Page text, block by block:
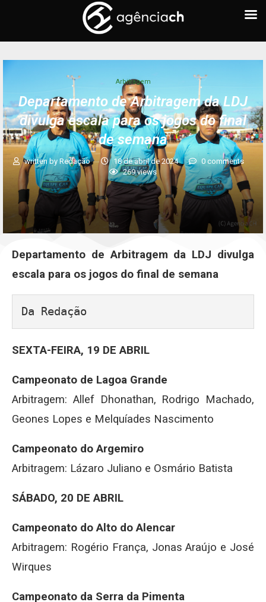
Arbitragem
Departamento de Arbitragem da LDJ
divulga escala para os jogos do final
de semana
written by Redação 18 de abril de 2024
0 comments
269views
Departamento de Arbitragem da LDJ divulga
escala para os jogos do final de semana
Da Redação
SEXTA-FEIRA, 19 DE ABRIL
Campeonato de Lagoa Grande
Arbitragem: Allef Dhonathan, Rodrigo Machado,
Geones Lopes e Melquíades Nascimento
Campeonato do Argemiro
Arbitragem: Lázaro Juliano e Osmário Batista
SÁBADO, 20 DE ABRIL
Campeonato do Alto do Alencar
Arbitragem: Rogério França, Jonas Araújo e José
Wirques
Campeonato da Serra da Pimenta